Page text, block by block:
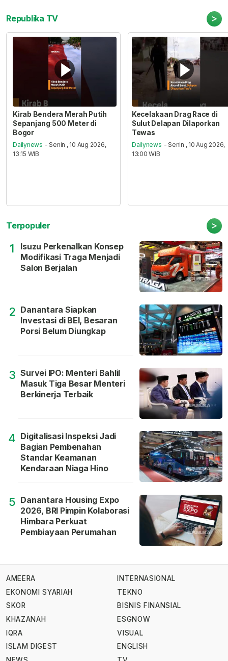
Republika TV >
Kirab Bendera Merah Putih
Sepanjang 500 Meter di
Bogor
Dailynews - Senin , 10 Aug 2026,
13:15 WIB
Kecelakaan Drag Race di
Sulut Delapan Dilaporkan
Tewas
Dailynews - Senin , 10 Aug 2026,
13:00 WIB
Terpopuler >
1
Isuzu Perkenalkan Konsep
Modifikasi Traga Menjadi
Salon Berjalan
2 Danantara Siapkan
Investasi di BEI, Besaran
Porsi Belum Diungkap
3 Survei IPO: Menteri Bahlil
Masuk Tiga Besar Menteri
Berkinerja Terbaik
4 Digitalisasi Inspeksi Jadi
Bagian Pembenahan
Standar Keamanan
Kendaraan Niaga Hino
5 Danantara Housing Expo
2026, BRI Pimpin Kolaborasi
Himbara Perkuat
Pembiayaan Perumahan
AMEERA
EKONOMI SYARIAH
SKOR
KHAZANAH
IQRA
ISLAM DIGEST
INTERNASIONAL
TEKNO
BISNIS FINANSIAL
ESGNOW
VISUAL
ENGLISH